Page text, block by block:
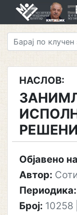
НАСЛОВ:
Објавено
Автор:
Периодика:
Број: 10258